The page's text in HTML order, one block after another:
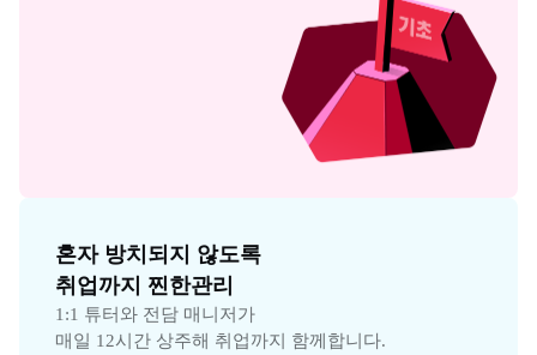
혼자 방치되지 않도록
취업까지 찐한관리
1:1 튜터와 전담 매니저가
매일 12시간 상주해 취업까지 함께합니다.